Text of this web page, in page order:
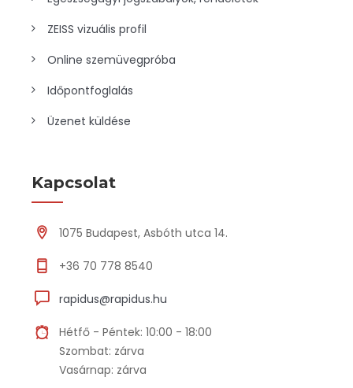
ZEISS vizuális profil
Online szemüvegpróba
Időpontfoglalás
Üzenet küldése
Kapcsolat
1075 Budapest, Asbóth utca 14.
+36 70 778 8540
rapidus@rapidus.hu
Hétfő - Péntek: 10:00 - 18:00
Szombat: zárva
Vasárnap: zárva